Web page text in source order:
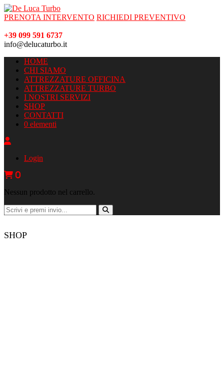
PRENOTA INTERVENTO RICHIEDI PREVENTIVO
+39 099 591 6737
info@delucaturbo.it
HOME
CHI SIAMO
ATTREZZATURE OFFICINA
ATTREZZATURE TURBO
I NOSTRI SERVIZI
SHOP
CONTATTI
0 elementi
Login
0
Nessun prodotto nel carrello.
SHOP